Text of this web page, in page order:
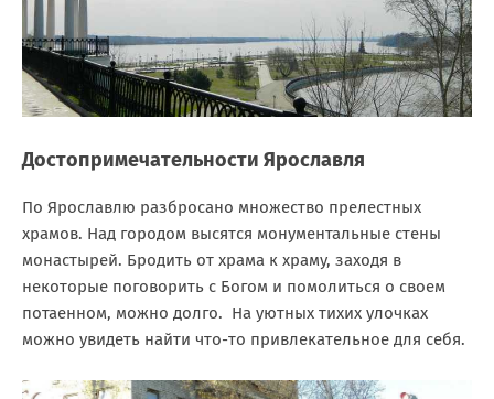
Достопримечательности Ярославля
По Ярославлю разбросано множество прелестных
храмов. Над городом высятся монументальные стены
монастырей. Бродить от храма к храму, заходя в
некоторые поговорить с Богом и помолиться о своем
потаенном, можно долго. На уютных тихих улочках
можно увидеть найти что-то привлекательное для себя.